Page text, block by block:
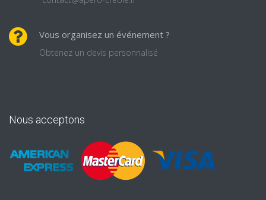
Vous organisez un événement ?
Obtenez un devis personnalisé
Nous acceptons